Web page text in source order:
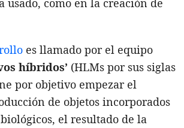
es llamado por el equipo
híbridos’ (HLMs por sus siglas
por objetivo empezar el
de objetos incorporados
el resultado de la